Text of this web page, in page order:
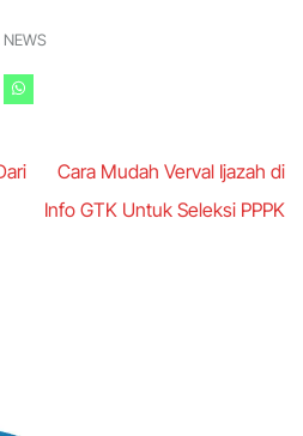
NEWS
Cara Mudah Verval Ijazah di
Info GTK Untuk Seleksi PPPK